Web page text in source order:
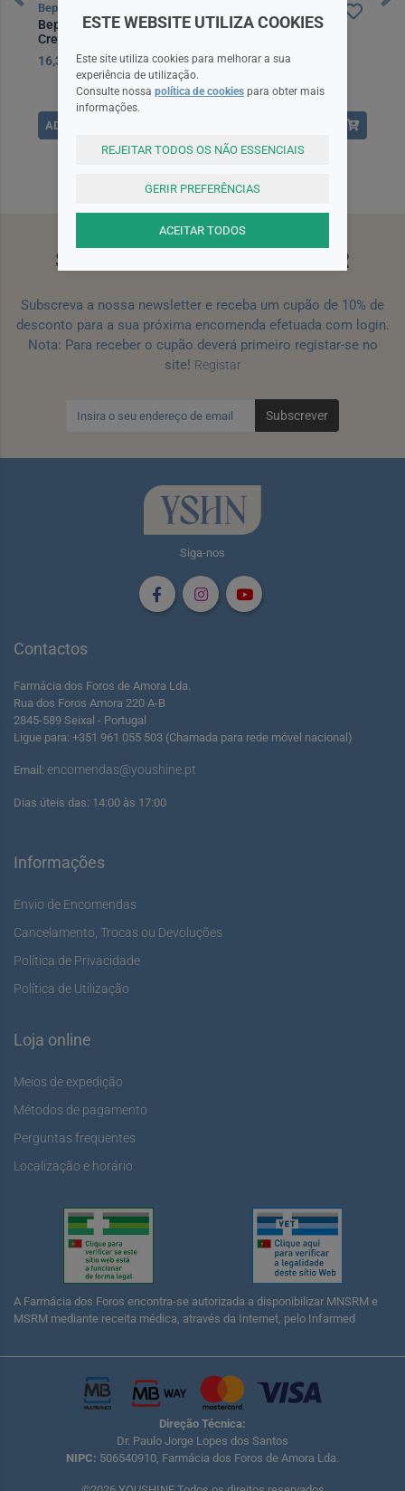
Bepanthene
Bepanthene Eczema
Creme 50g
16,30EUR
ADICIONAR
A-Derma Exomega
Emoliente Noite 400 ml
30,50EUR
SUBSCREVA A NEWSLETTER
Subscreva a nossa newsletter e receba um cupão de 10% de
desconto para a sua próxima encomenda efetuada com login.
Nota: Para receber o cupão deverá primeiro registar-se no
site! Registar
Subscrever
Siga-nos
Contactos
Farmácia dos Foros de Amora Lda.
Rua dos Foros Amora 220 A-B
2845-589 Seixal - Portugal
Ligue para: +351 961 055 503 (Chamada para rede móvel nacional)
Email: encomendas@youshine.pt
Dias úteis das: 14:00 às 17:00
Informações
Envio de Encomendas
Cancelamento, Trocas ou Devoluções
Política de Privacidade
Política de Utilização
Loja online
Meios de expedição
Métodos de pagamento
Perguntas frequentes
Localização e horário
A Farmácia dos Foros encontra-se autorizada a disponibilizar MNSRM e
MSRM mediante receita médica, através da Internet, pelo Infarmed
Direção Técnica:
Dr. Paulo Jorge Lopes dos Santos
NIPC: 506540910, Farmácia dos Foros de Amora Lda.
ESTE WEBSITE UTILIZA COOKIES
Este site utiliza cookies para melhorar a sua
experiência de utilização.
Consulte nossa política de cookies para obter mais
informações.
REJEITAR TODOS OS NÃO ESSENCIAIS
GERIR PREFERÊNCIAS
ACEITAR TODOS